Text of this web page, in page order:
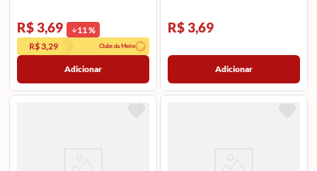
R$ 3,69 11%
R$ 3,29
Clube da Meire
Adicionar
R$ 3,69
Adicionar